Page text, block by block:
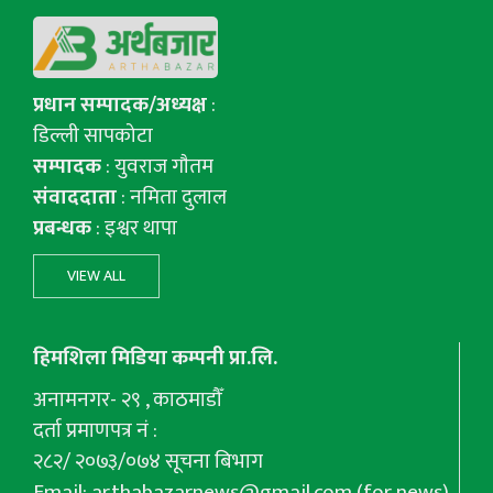
प्रधान सम्पादक/अध्यक्ष:
डिल्ली सापकोटा
सम्पादक: युवराज गाैतम
संवाददाता: नमिता दुलाल
प्रबन्धक: इश्वर थापा
VIEW ALL
हिमशिला मिडिया कम्पनी प्रा.लि.
अनामनगर- २९ , काठमाडौँ
दर्ता प्रमाणपत्र नं :
२८२/ २०७३/०७४ सूचना बिभाग